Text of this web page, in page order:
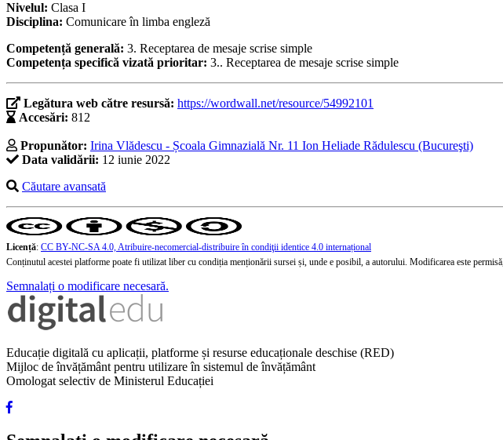
Nivelul: Clasa I
Disciplina: Comunicare în limba engleză
Competență generală: 3. Receptarea de mesaje scrise simple
Competența specifică vizată prioritar: 3.. Receptarea de mesaje scrise simple
Legătura web către resursă: https://wordwall.net/resource/54992101
Accesări: 812
Propunător: Irina Vlădescu - Școala Gimnazială Nr. 11 Ion Heliade Rădulescu (Bucureşti)
Data validării: 12 iunie 2022
Căutare avansată
Licență: CC BY-NC-SA 4.0, Atribuire-necomercial-distribuire în condiţii identice 4.0 internațional
Conținutul acestei platforme poate fi utilizat liber cu condiția menționării sursei și, unde e posibil, a autorului. Modificarea este
Semnalați o modificare necesară.
Educație digitală cu aplicații, platforme și resurse educaționale deschise (RED)
Mijloc de învățământ pentru utilizare în sistemul de învățământ
Omologat selectiv de Ministerul Educației